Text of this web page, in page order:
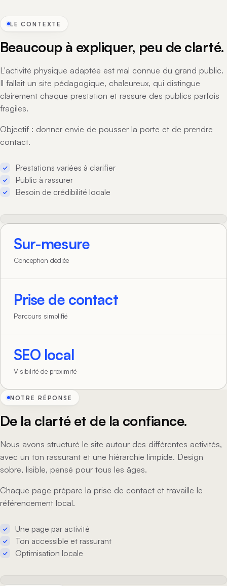
LE CONTEXTE
Beaucoup à expliquer, peu de clarté.
L'activité physique adaptée est mal connue du grand public.
Il fallait un site pédagogique, chaleureux, qui distingue
clairement chaque prestation et rassure des publics parfois
fragiles.
Objectif : donner envie de pousser la porte et de prendre
contact.
Prestations variées à clarifier
Public à rassurer
Besoin de crédibilité locale
Sur-mesure
Conception dédiée
Prise de contact
Parcours simplifié
SEO local
Visibilité de proximité
NOTRE RÉPONSE
De la clarté et de la confiance.
Nous avons structuré le site autour des différentes activités,
avec un ton rassurant et une hiérarchie limpide. Design
sobre, lisible, pensé pour tous les âges.
Chaque page prépare la prise de contact et travaille le
référencement local.
Une page par activité
Ton accessible et rassurant
Optimisation locale